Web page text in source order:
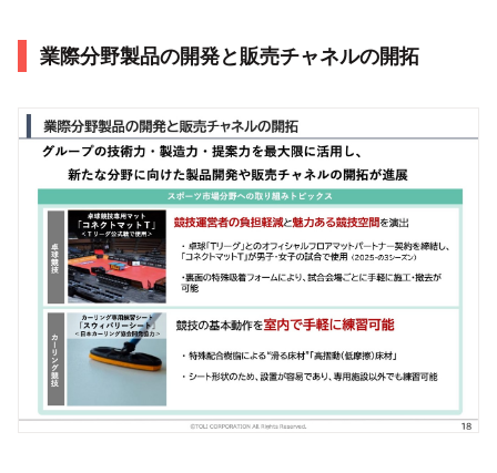
業際分野製品の開発と販売チャネルの開拓